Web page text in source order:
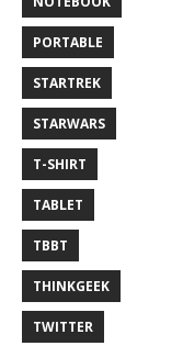
PORTABLE
STARTREK
STARWARS
T-SHIRT
TABLET
TBBT
THINKGEEK
TWITTER